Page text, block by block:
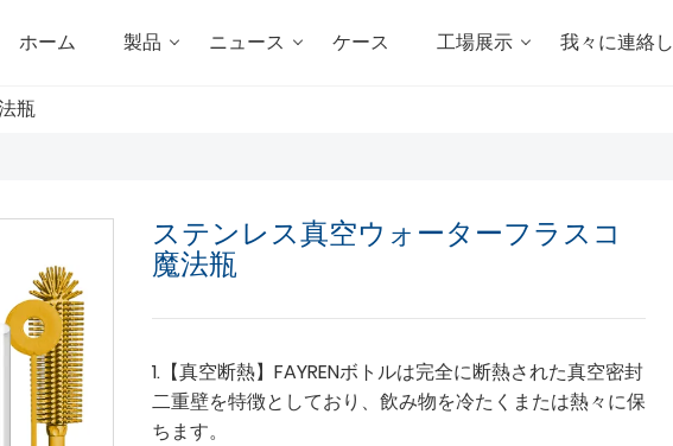
ホーム 製品 ニュース ケース 工場展示 我々に連絡し
瓶
ステンレス真空ウォーターフラスコ
魔法瓶
1.【真空断熱】FAYRENボトルは完全に断熱された真空密封
二重壁を特徴としており、飲み物を冷たくまたは熱々に保
ちます。